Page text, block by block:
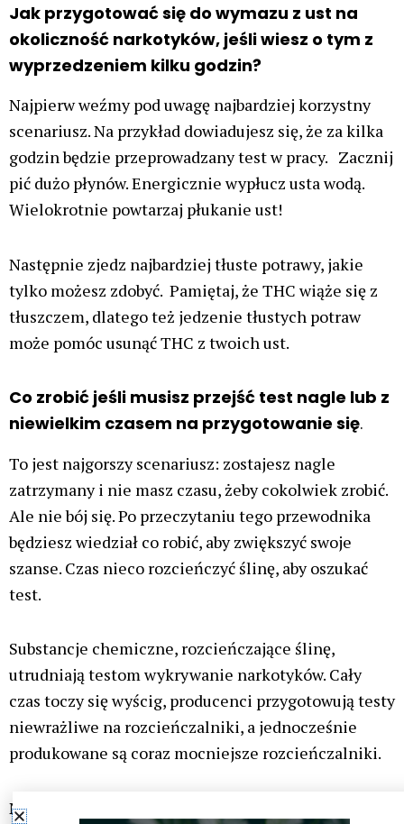
Jak przygotować się do wymazu z ust na
okoliczność narkotyków, jeśli wiesz o tym z
wyprzedzeniem kilku godzin?
Najpierw weźmy pod uwagę najbardziej korzystny
scenariusz. Na przykład dowiadujesz się, że za kilka
godzin będzie przeprowadzany test w pracy. Zacznij
pić dużo płynów. Energicznie wypłucz usta wodą.
Wielokrotnie powtarzaj płukanie ust!
Następnie zjedz najbardziej tłuste potrawy, jakie
tylko możesz zdobyć. Pamiętaj, że THC wiąże się z
tłuszczem, dlatego też jedzenie tłustych potraw
może pomóc usunąć THC z twoich ust.
Co zrobić jeśli musisz przejść test nagle lub z
niewielkim czasem na przygotowanie się.
To jest najgorszy scenariusz: zostajesz nagle
zatrzymany i nie masz czasu, żeby cokolwiek zrobić.
Ale nie bój się. Po przeczytaniu tego przewodnika
będziesz wiedział co robić, aby zwiększyć swoje
szanse. Czas nieco rozcieńczyć ślinę, aby oszukać
test.
Substancje chemiczne, rozcieńczające ślinę,
utrudniają testom wykrywanie narkotyków. Cały
czas toczy się wyścig, producenci przygotowują testy
niewrażliwe na rozcieńczalniki, a jednocześnie
produkowane są coraz mocniejsze rozcieńczalniki.
Najlepsze efekty daje nadtlenek wodoru. Była firma,